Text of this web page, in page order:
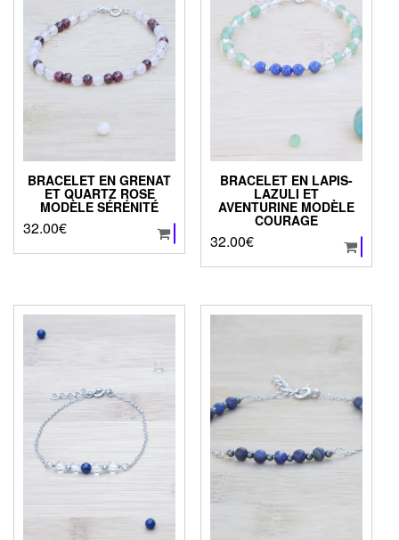
BRACELET EN GRENAT
ET QUARTZ ROSE
MODÈLE SÉRÉNITÉ
32.00€
BRACELET EN LAPIS-
LAZULI ET
AVENTURINE MODÈLE
COURAGE
32.00€